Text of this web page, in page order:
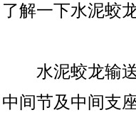
了解一下水泥蛟
水泥蛟龙输送
中间节及中间支